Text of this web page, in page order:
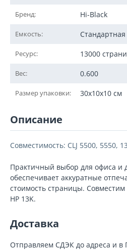
Бренд: Hi-Black
Емкость: Стандартная
Ресурс: 13000
Вес: 0.600
Размер упаковки: 30x10x10 см
Описание
Совместимость: CLJ 5500, 5550,
Практичный выбор для офиса и
обеспечивает аккуратные
стоимость страницы. Совместим
HP 13K.
Доставка
Отправляем СДЭК до адреса и